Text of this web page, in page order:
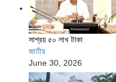
সাশ্রয় ৫০ লাখ টাকা
জাতীয়
June 30, 2026